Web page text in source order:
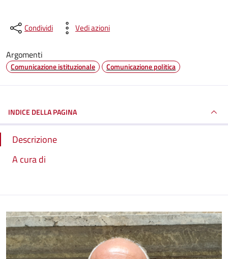
Condividi Vedi azioni
Argomenti
Comunicazione istituzionale Comunicazione politica
INDICE DELLA PAGINA
Descrizione
A cura di